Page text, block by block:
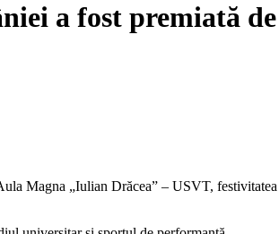
a fost premiată
Magna „Iulian Drăcea” – USVT,